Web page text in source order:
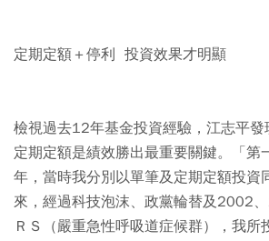
定期定額＋停利 投資效果才明顯
檢視過去12年基金投資經驗，江志平發
定期定額是績效勝出最重要關鍵。「第
年，當時我分別以單筆及定期定額投資
來，經過科技泡沫、政黨輪替及2002
ＲＳ（嚴重急性呼吸道症候群），我所